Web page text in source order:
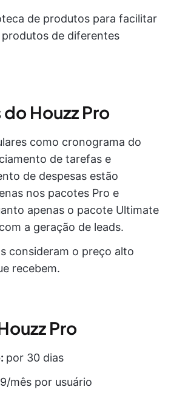
de produtos para facilitar
produtos de diferentes
Houzz Pro
como cronograma do
de tarefas e
de despesas estão
nos pacotes Pro e
apenas o pacote Ultimate
a geração de leads.
consideram o preço alto
recebem.
Pro
por 30 dias
mês por usuário